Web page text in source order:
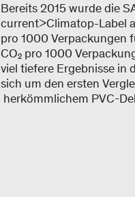
Bereits 2015 wurde die
current>Climatop-Label
pro 1000 Verpackungen
CO₂ pro 1000
viel tiefere Ergebnisse in
sich um den ersten
herkömmlichem PVC-